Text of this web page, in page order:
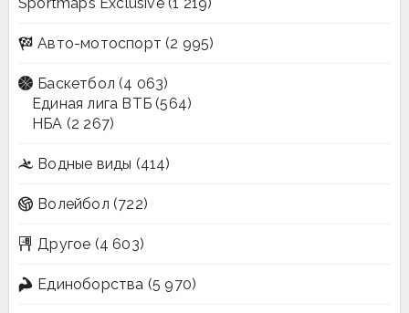
Авто-мотоспорт (2 995)
Баскетбол (4 063)
Единая лига ВТБ (564)
НБА (2 267)
Водные виды (414)
Волейбол (722)
Другое (4 603)
Единоборства (5 970)